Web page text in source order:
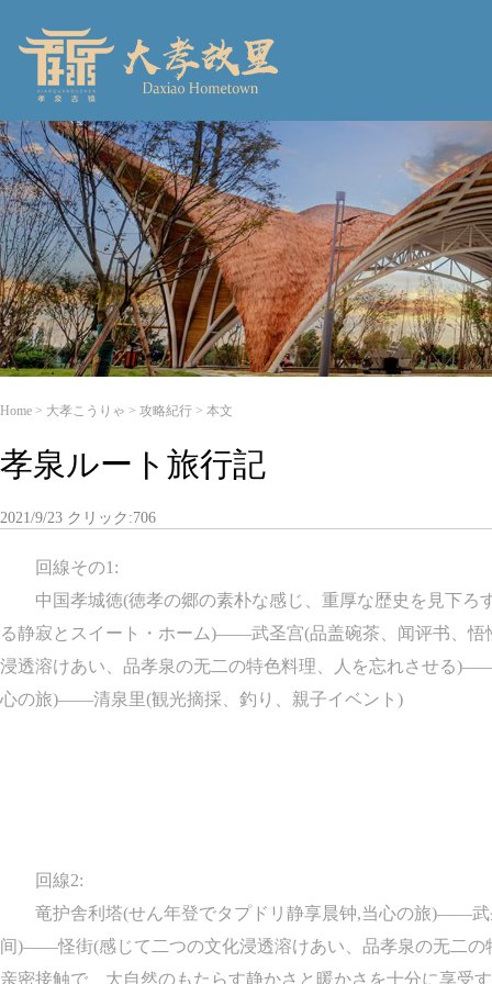
Home > 大孝こうりゃ > 攻略紀行 > 本文
孝泉ルート旅行記
2021/9/23 クリック:706
回線その1:
中国孝城徳(徳孝の郷の素朴な感じ、重厚な歴史を見下ろ
る静寂とスイート・ホーム)——武圣宫(品盖碗茶、闻评书、
浸透溶けあい、品孝泉の无二の特色料理、人を忘れさせる
心の旅)——清泉里(観光摘採、釣り、親子イベント)
回線2:
竜护舎利塔(せん年登でタプドリ静享晨钟,当心の旅)——武
间)——怪街(感じて二つの文化浸透溶けあい、品孝泉の无二
亲密接触で、大自然のもたらす静かさと暖かさを十分に享